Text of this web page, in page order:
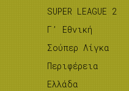
SUPER LEAGUE 2
Γ’ Εθνική
Σούπερ Λίγκα
Περιφέρεια
Ελλάδα